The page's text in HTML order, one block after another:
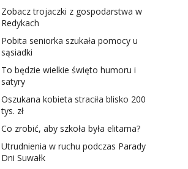
Zobacz trojaczki z gospodarstwa w
Redykach
Pobita seniorka szukała pomocy u
sąsiadki
To będzie wielkie święto humoru i
satyry
Oszukana kobieta straciła blisko 200
tys. zł
Co zrobić, aby szkoła była elitarna?
Utrudnienia w ruchu podczas Parady
Dni Suwałk